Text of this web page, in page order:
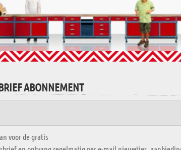
ABONNEMENT
voor de gratis